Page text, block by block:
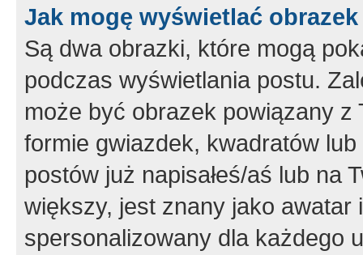
Jak mogę wyświetlać
Są dwa obrazki, które mogą
podczas wyświetlania postu.
może być obrazek powiązany z
formie gwiazdek, kwadratów
postów już napisałeś/aś lub na
większy, jest znany jako
spersonalizowany dla każdego